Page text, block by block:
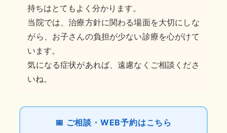
持ちはとてもよく分かります。
当院では、治療方針に関わる場面を大切にしな
がら、お子さんの負担が少ない診療を心がけて
います。
気になる症状があれば、遠慮なくご相談くださ
いね。
📅 ご相談・WEB予約はこちら